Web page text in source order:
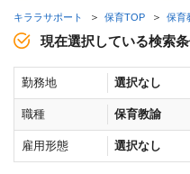
キララサポート 保育TOP 保育
現在選択している検索
勤務地 選択なし
職種 保育教諭
雇用形態 選択なし